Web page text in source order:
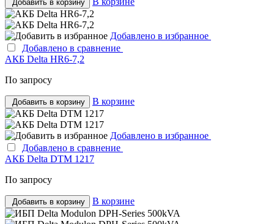
Добавить в корзину
Добавлено в избранное
Добавлено в сравнение
АКБ Delta HR6-7,2
По запросу
Добавить в корзину В корзине
Добавлено в избранное
Добавлено в сравнение
АКБ Delta DTM 1217
По запросу
Добавить в корзину В корзине